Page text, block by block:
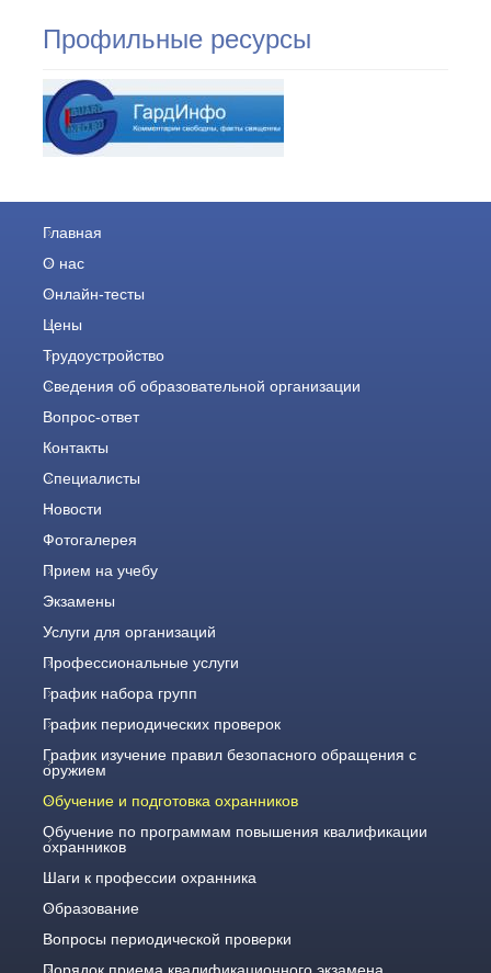
Профильные ресурсы
Главная
О нас
Онлайн-тесты
Цены
Трудоустройство
Cведения об образовательной организации
Вопрос-ответ
Контакты
Специалисты
Новости
Фотогалерея
Прием на учебу
Экзамены
Услуги для организаций
Профессиональные услуги
График набора групп
График периодических проверок
График изучение правил безопасного обращения с
оружием
Обучение и подготовка охранников
Обучение по программам повышения квалификации
охранников
Шаги к профессии охранника
Образование
Вопросы периодической проверки